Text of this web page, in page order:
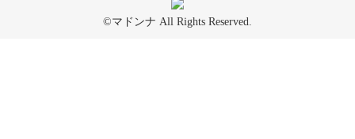
©マドンナ All Rights Reserved.